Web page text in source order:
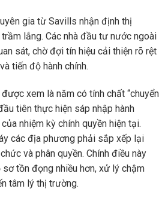
gia từ Savills nhận định thị
lắng. Các nhà đầu tư nước ngoài
sát, chờ đợi tín hiệu cải thiện rõ rệt
tiến độ hành chính.
xem là năm có tính chất “chuyển
tiên thực hiện sáp nhập hành
nhiệm kỳ chính quyền hiện tại.
các địa phương phải sắp xếp lại
và phân quyền. Chính điều này
tồn đọng nhiều hơn, xử lý chậm
tâm lý thị trường.